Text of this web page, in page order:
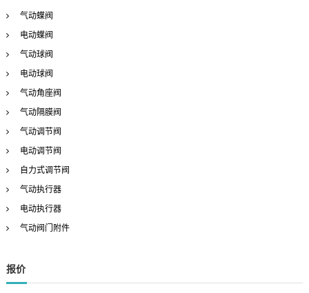
f
o
r
气动蝶阀
电动蝶阀
气动球阀
电动球阀
气动角座阀
气动隔膜阀
气动调节阀
电动调节阀
自力式调节阀
气动执行器
电动执行器
气动阀门附件
报价